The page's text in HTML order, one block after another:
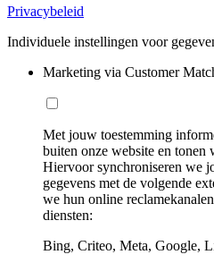
Privacybeleid
Individuele instellingen voor
Marketing via Customer
Met jouw toestemming
buiten onze website en tonen
Hiervoor synchroniseren we
gegevens met de volgende
we hun online
diensten:
Bing, Criteo, Meta, Google,